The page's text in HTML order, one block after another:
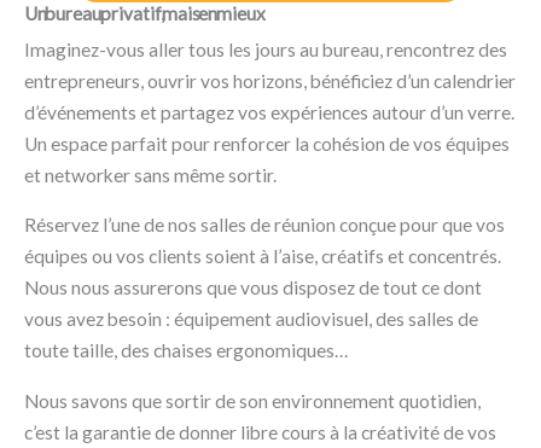
Un bureau privatif, mais en mieux
Imaginez-vous aller tous les jours au bureau, rencontrez des
entrepreneurs, ouvrir vos horizons, bénéficiez d’un calendrier
d’événements et partagez vos expériences autour d’un verre.
Un espace parfait pour renforcer la cohésion de vos équipes
et networker sans même sortir.
Réservez l’une de nos salles de réunion conçue pour que vos
équipes ou vos clients soient à l’aise, créatifs et concentrés.
Nous nous assurerons que vous disposez de tout ce dont
vous avez besoin : équipement audiovisuel, des salles de
toute taille, des chaises ergonomiques…
Nous savons que sortir de son environnement quotidien,
c’est la garantie de donner libre cours à la créativité de vos